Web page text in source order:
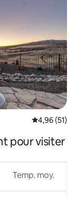
Évaluation
4,96 (51)
pour visiter
Temp. moy.